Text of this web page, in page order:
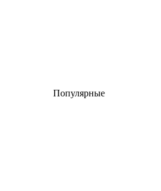
Популярные